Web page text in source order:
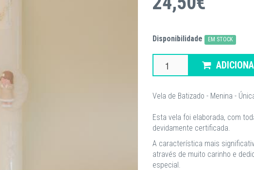
Disponibilidade EM STOCK
Vela de Batizado - Menina -
Esta vela foi elaborada, com
devidamente certificada.
A característica mais
através de muito carinho e
especial.